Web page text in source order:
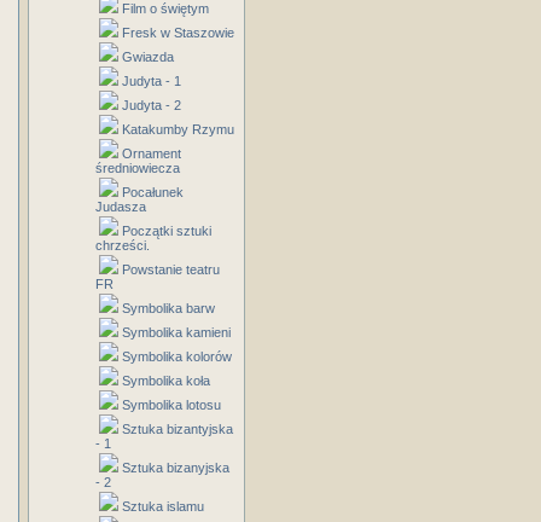
Film o świętym
Fresk w Staszowie
Gwiazda
Judyta - 1
Judyta - 2
Katakumby Rzymu
Ornament
średniowiecza
Pocałunek
Judasza
Początki sztuki
chrześci.
Powstanie teatru
FR
Symbolika barw
Symbolika kamieni
Symbolika kolorów
Symbolika koła
Symbolika lotosu
Sztuka bizantyjska
- 1
Sztuka bizanyjska
- 2
Sztuka islamu